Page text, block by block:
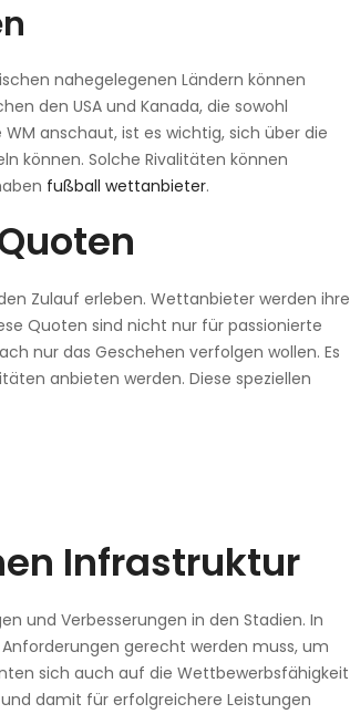
nahegelegenen Ländern können
den USA und Kanada, die sowohl
anschaut, ist es wichtig, sich über die
können. Solche Rivalitäten können
fußball wettanbieter.
Zulauf erleben. Wettanbieter werden ihre
Quoten sind nicht nur für passionierte
nur das Geschehen verfolgen wollen. Es
anbieten werden. Diese speziellen
Infrastruktur
und Verbesserungen in den Stadien. In
gerecht werden muss, um
sich auch auf die Wettbewerbsfähigkeit
damit für erfolgreichere Leistungen